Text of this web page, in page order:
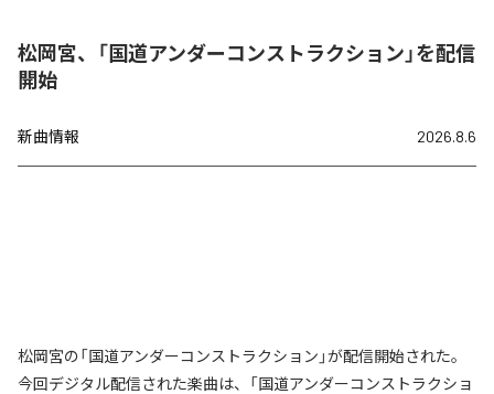
松岡宮、「国道アンダーコンストラクション」を配信
開始
新曲情報 2026.8.6
松岡宮の「国道アンダーコンストラクション」が配信開始された。
今回デジタル配信された楽曲は、「国道アンダーコンストラクショ